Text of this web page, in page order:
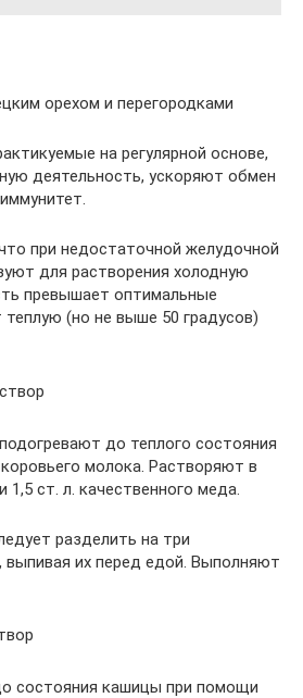
орехом и перегородками
на регулярной основе,
деятельность, ускоряют обмен
при недостаточной желудочной
для растворения холодную
превышает оптимальные
теплую (но не выше 50 градусов)
до теплого состояния
молока. Растворяют в
ст. л. качественного меда.
разделить на три
выпивая их перед едой. Выполняют
состояния кашицы при помощи